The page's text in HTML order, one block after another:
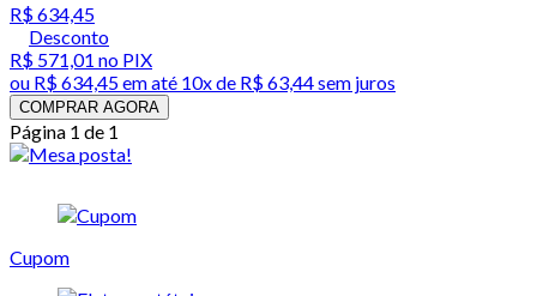
R$ 634,45
Desconto
R$ 571,01 no PIX
ou R$ 634,45em até 10x de R$ 63,44 sem juros
COMPRAR AGORA
Página 1 de 1
Cupom